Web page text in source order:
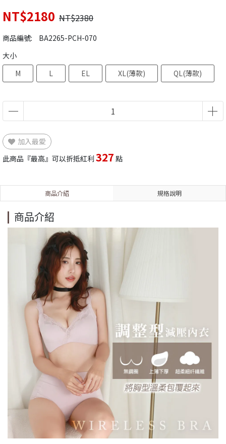
NT$2180 NT$2380
商品編號:
BA2265-PCH-070
大小
M
L EL XL(薄款) QL(薄款)
加入最愛
此商品『最高』可以折抵紅利 327 點
商品介紹 規格說明
商品介紹